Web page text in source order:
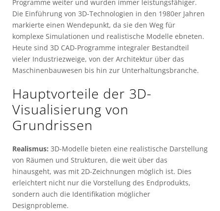
Programme weiter und wurden immer leistungsfähiger.
Die Einführung von 3D-Technologien in den 1980er Jahren
markierte einen Wendepunkt, da sie den Weg für
komplexe Simulationen und realistische Modelle ebneten.
Heute sind 3D CAD-Programme integraler Bestandteil
vieler Industriezweige, von der Architektur über das
Maschinenbauwesen bis hin zur Unterhaltungsbranche.
Hauptvorteile der 3D-
Visualisierung von
Grundrissen
Realismus: 3D-Modelle bieten eine realistische Darstellung
von Räumen und Strukturen, die weit über das
hinausgeht, was mit 2D-Zeichnungen möglich ist. Dies
erleichtert nicht nur die Vorstellung des Endprodukts,
sondern auch die Identifikation möglicher
Designprobleme.